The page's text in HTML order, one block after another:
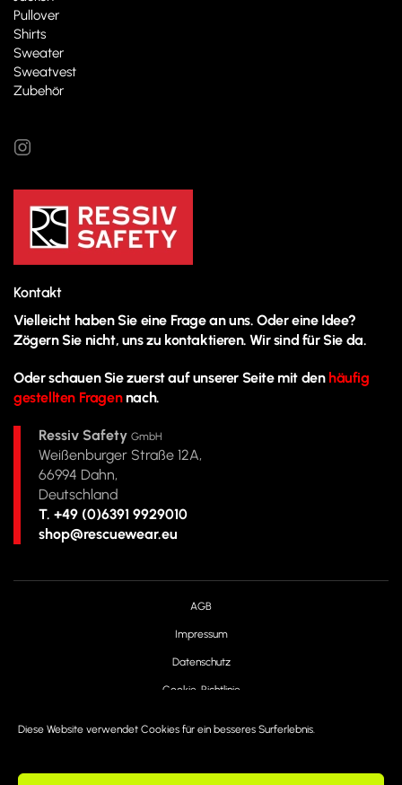
Diese Website verwendet Cookies für ein besseres Surferlebnis.
Pullover
Shirts
Sweater
Sweatvest
Zubehör
Kontakt
Vielleicht haben Sie eine Frage an uns. Oder eine Idee?
Zögern Sie nicht, uns zu kontaktieren. Wir sind für Sie da.
Oder schauen Sie zuerst auf unserer Seite mit den häufig
gestellten Fragennach.
Ressiv Safety GmbH
Weißenburger Straße 12A,
66994 Dahn,
Deutschland
T. +49 (0)6391 9929010
shop@rescuewear.eu
AGB
Impressum
Datenschutz
Cookie-Richtlinie